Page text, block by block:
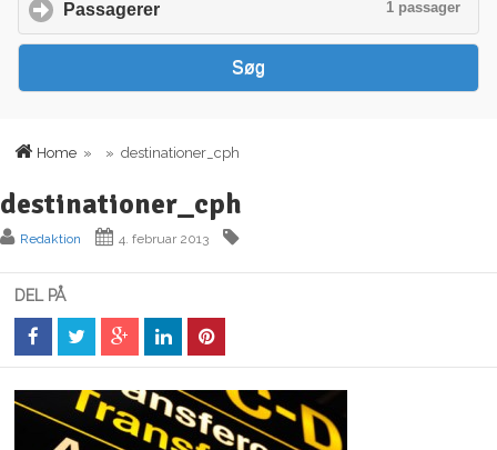
Home » » destinationer_cph
destinationer_cph
Redaktion 4. februar 2013
DEL PÅ